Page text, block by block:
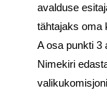
avalduse
tähtajaks oma
A osa punkti 3
Nimekiri